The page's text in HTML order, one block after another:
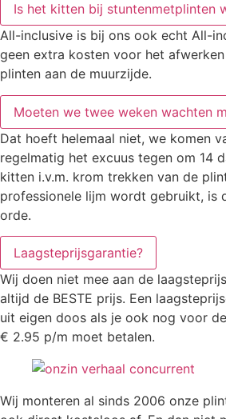
Is het kitten bij stuntenmetplinten
All-inclusive is bij ons ook echt All-
geen extra kosten voor het
plinten aan de muurzijde.
Moeten we twee weken wachten
Dat hoeft helemaal niet, we komen
regelmatig het excuus tegen om 14
kitten i.v.m. krom trekken van de
professionele lijm wordt gebruikt, is
orde.
Laagsteprijsgarantie?
Wij doen niet mee aan de
altijd de BESTE prijs. Een
uit eigen doos als je ook nog voor
€ 2.95 p/m moet betalen.
Wij monteren al sinds 2006 onze